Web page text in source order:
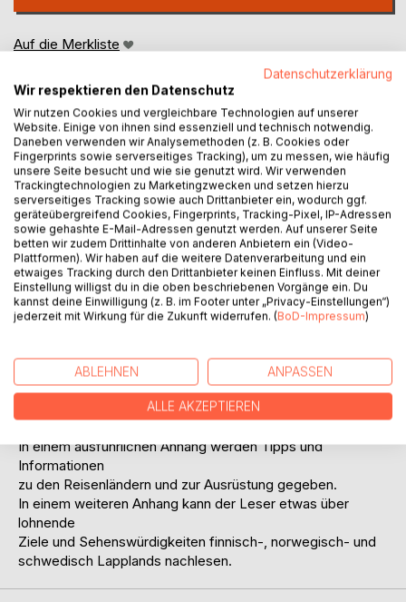
Auf die Merkliste
BESCHREIBUNG
Im Mittelpunkt des Buches stehen 3 abenteuerliche
Motorradreisen,
die der Autor in den letzten Jahren nach Lappland
unternommen
Lappland:
Durch Finnland und Norwegen, durch Norwegen zum
In einem ausführlichen Anhang werden Tipps und
Informationen
zu den Reisenländern und zur Ausrüstung gegeben.
In einem weiteren Anhang kann der Leser etwas über
lohnende
Ziele und Sehenswürdigkeiten finnisch-, norwegisch- und
schwedisch Lapplands nachlesen.
Datenschutzerklärung
Wir respektieren den Datenschutz
Wir nutzen Cookies und vergleichbare Technologien auf unserer
Website. Einige von ihnen sind essenziell und technisch notwendig.
Daneben verwenden wir Analysemethoden (z. B. Cookies oder
Fingerprints sowie serverseitiges Tracking), um zu messen, wie häufig
unsere Seite besucht und wie sie genutzt wird. Wir verwenden
Trackingtechnologien zu Marketingzwecken und setzen hierzu
serverseitiges Tracking sowie auch Drittanbieter ein, wodurch ggf.
geräteübergreifend Cookies, Fingerprints, Tracking-Pixel, IP-Adressen
sowie gehashte E-Mail-Adressen genutzt werden. Auf unserer Seite
betten wir zudem Drittinhalte von anderen Anbietern ein (Video-
Plattformen). Wir haben auf die weitere Datenverarbeitung und ein
etwaiges Tracking durch den Drittanbieter keinen Einfluss. Mit deiner
Einstellung willigst du in die oben beschriebenen Vorgänge ein. Du
kannst deine Einwilligung (z. B. im Footer unter „Privacy-Einstellungen“)
jederzeit mit Wirkung für die Zukunft widerrufen. (BoD-Impressum)
ABLEHNEN ANPASSEN
ALLE AKZEPTIEREN